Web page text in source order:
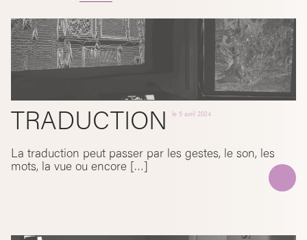
TRADUCTION le 5 avril 2024
La traduction peut passer par les gestes, le son, les
mots, la vue ou encore […]